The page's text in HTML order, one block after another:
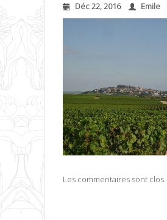
Déc 22, 2016 Emile
Les commentaires sont clos.